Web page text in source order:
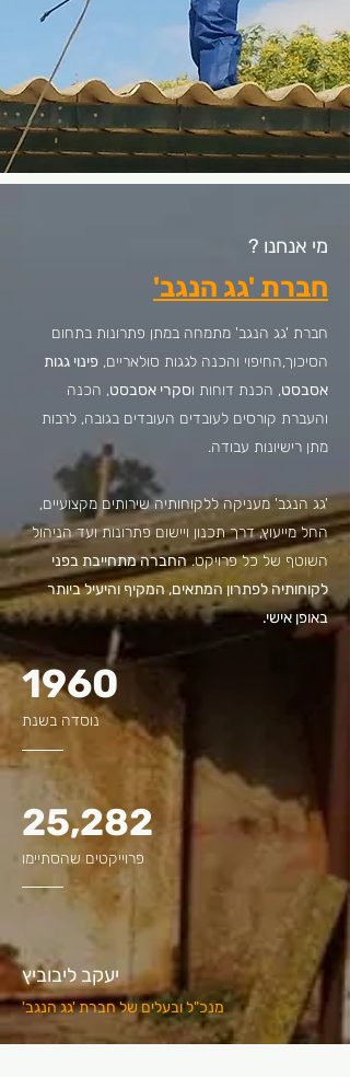
מי אנחנו ?
חברת 'גג הנגב'
חברת 'גג הנגב' מתמחה במתן פתרונות בתחום
הסיכוך,החיפוי והכנה לגגות סולאריים, פינוי גגות
אסבסט, הכנת דוחות וסקרי אסבסט, הכנה
והעברת קורסים לעובדים העובדים בגובה, לרבות
מתן רישיונות עבודה.
'גג הנגב' מעניקה ללקוחותיה שירותים מקצועיים,
החל מייעוץ, דרך תכנון ויישום פתרונות ועד הניהול
השוטף של כל פרויקט. החברה מתחייבת בפני
לקוחותיה לפתרון המתאים, המקיף והיעיל ביותר
באופן אישי.
1960
נוסדה בשנת
25,282
פרוייקטים שהסתיימו
יעקב ליבוביץ
מנכ"ל ובעלים של חברת 'גג הנגב'